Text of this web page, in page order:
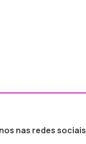
nas redes sociais